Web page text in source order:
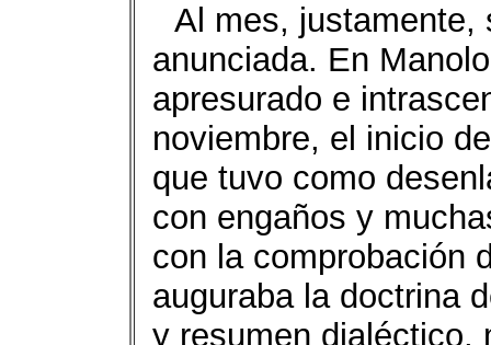
Al mes, justamente,
anunciada. En
apresurado e
noviembre, el inicio
que tuvo como
con engaños y
con la comprobación
auguraba la doctrina
y resumen dialéctico,